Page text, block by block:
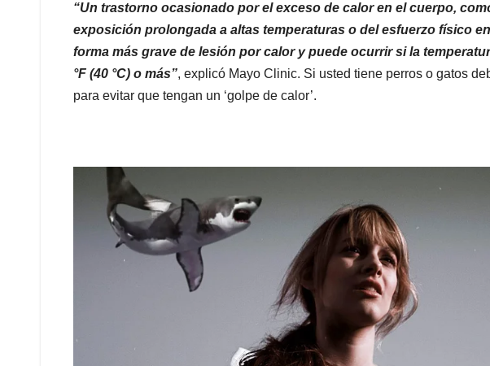
“Un trastorno ocasionado por el exceso de calor en el cuerpo,
exposición prolongada a altas temperaturas o del esfuerzo físico
forma más grave de lesión por calor y puede ocurrir si la
°F (40 °C) o más”, explicó Mayo Clinic. Si usted tiene perros o gatos
para evitar que tengan un ‘golpe de calor’.